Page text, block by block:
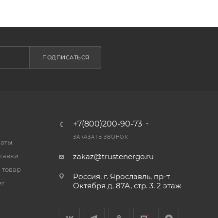
ПОДПИСАТЬСЯ
товар
+7(800)200-90-73
ЗАКАЗАТЬ ЗВОНОК
zakaz@trustenergo.ru
Россия, г. Ярославль, пр-т
Октября д. 87А, стр. 3, 2 этаж